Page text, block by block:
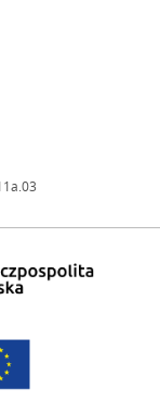
się w nowym oknie